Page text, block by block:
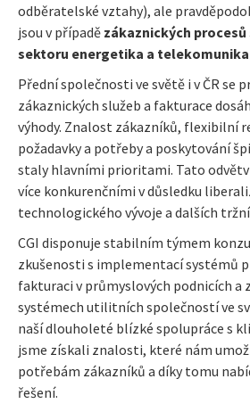
odběratelské vztahy), ale
jsou v případě zákaznických
sektoru energetika a
Přední společnosti ve světě i v ČR se
zákaznických služeb a fakturace
výhody. Znalost zákazníků, flexibilní
požadavky a potřeby a poskytování
staly hlavními prioritami. Tato
více konkurenčními v důsledku
technologického vývoje a dalších
CGI disponuje stabilním týmem
zkušenosti s implementací systémů
fakturaci v průmyslových podnicích a
systémech utilitních společností ve
naší dlouholeté blízké spolupráce s
jsme získali znalosti, které nám
potřebám zákazníků a díky tomu
řešení.